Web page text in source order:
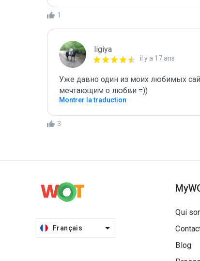
1
ligiya
il y a 17 ans
Уже давно один из моих любимых
мечтающим о любви =))
Montrer la traduction
3
Français
Qui
Blog